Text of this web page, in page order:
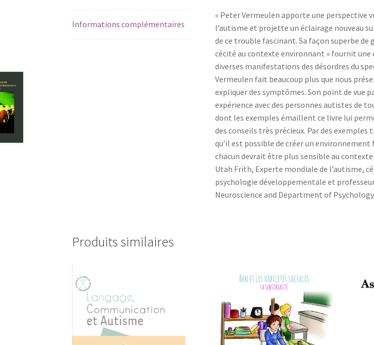
Informations complémentaires
« Peter Vermeulen apporte une perspective
l’autisme et projette un éclairage nouveau
de ce trouble fascinant. Sa façon superbe de
cécité au contexte environnant » fournit une
diverses manifestations des désordres du
Vermeulen fait beaucoup plus que nous
expliquer des symptômes. Son point de vue
expérience avec des personnes autistes de
dont les exemples émaillent ce livre lui
des conseils très précieux. Par des
qu’il est possible de créer un environnement
chacun devrait être plus sensible au
Utah Frith, Experte mondiale de l’autisme,
psychologie développementale et
Neuroscience and Department of
Produits similaires